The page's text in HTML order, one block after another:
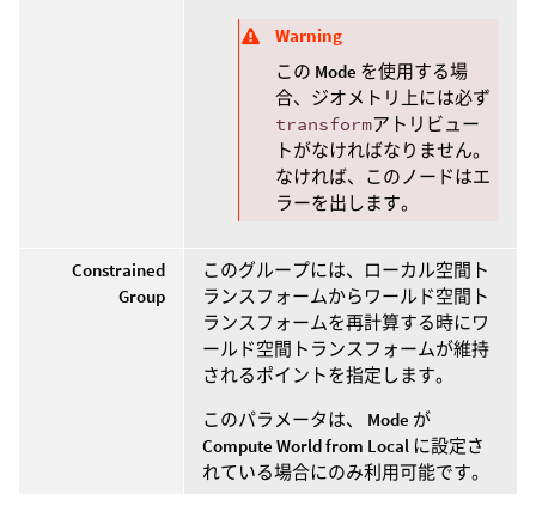
Warning
この Mode を使用する場
合、ジオメトリ上には必ず
transformアトリビュー
トがなければなりません。
なければ、このノードはエ
ラーを出します。
Constrained
Group
このグループには、ローカル空間ト
ランスフォームからワールド空間ト
ランスフォームを再計算する時にワ
ールド空間トランスフォームが維持
されるポイントを指定します。
このパラメータは、 Mode が
Compute World from Local に設定さ
れている場合にのみ利用可能です。